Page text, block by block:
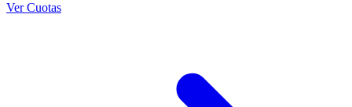
Ver Cuotas